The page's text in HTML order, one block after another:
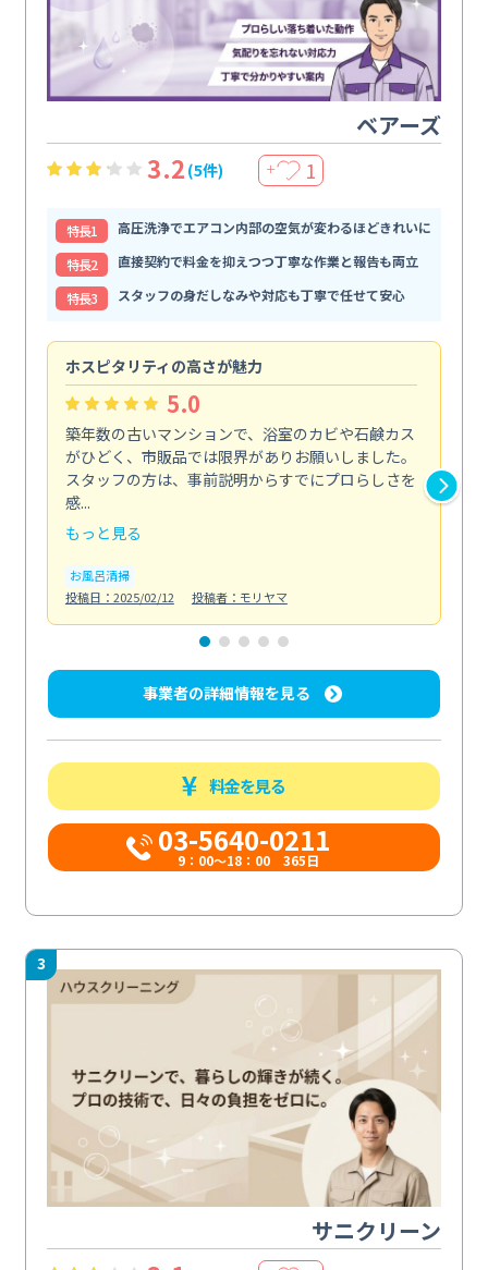
ベアーズ
3.2 (5件) ＋ 1
特⻑1
高圧洗浄でエアコン内部の空気が変わるほどきれいに
特⻑2
直接契約で料金を抑えつつ丁寧な作業と報告も両立
特⻑3
スタッフの身だしなみや対応も丁寧で任せて安心
ホスピタリティの高さが魅力
5.0
築年数の古いマンションで、浴室のカビや石鹸カス
がひどく、市販品では限界がありお願いしました。
スタッフの方は、事前説明からすでにプロらしさを
感...
もっと見る
お風呂清掃
投稿日：2025/02/12
投稿者：モリヤマ
事業者の詳細情報を見る
料金を見る
03-5640-0211
9：00～18：00 365日
3
サニクリーン